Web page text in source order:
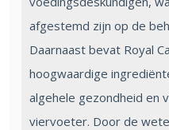
afgestemd zijn op de
Daarnaast bevat Royal
hoogwaardige
algehele gezondheid en
viervoeter. Door de